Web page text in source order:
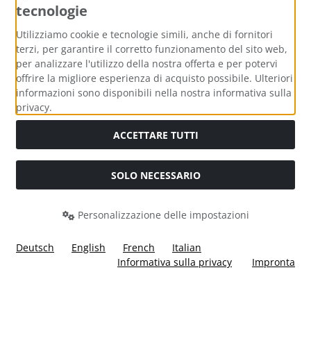
Metodi di pagamento
Media sociali
Modulo di recesso
tecnologie
Utilizziamo cookie e tecnologie simili, anche di fornitori
terzi, per garantire il corretto funzionamento del sito web,
per analizzare l'utilizzo della nostra offerta e per potervi
offrire la migliore esperienza di acquisto possibile. Ulteriori
informazioni sono disponibili nella nostra informativa sulla
privacy.
ACCETTARE TUTTI
SOLO NECESSARIO
Personalizzazione delle impostazioni
Deutsch English French
Italian
Informativa sulla privacy
Impronta